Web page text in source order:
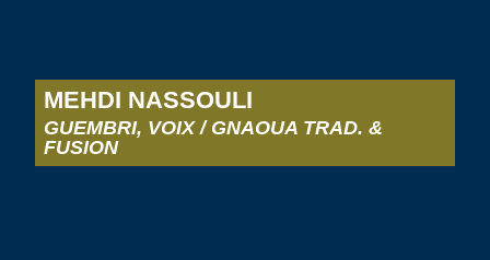
MEHDI NASSOULI
GUEMBRI, VOIX / GNAOUA TRAD. &
FUSION